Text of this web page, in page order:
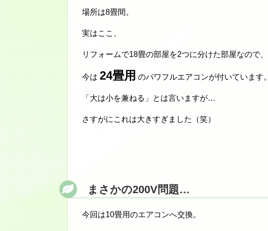
場所は8畳間。
実はここ、
リフォームで18畳の部屋を2つに分けた部屋なので、
今は 24畳用 のパワフルエアコンが付いています。
「大は小を兼ねる」とは言いますが…
さすがにこれは大きすぎました（笑）
まさかの200V問題…
今回は10畳用のエアコンへ交換。